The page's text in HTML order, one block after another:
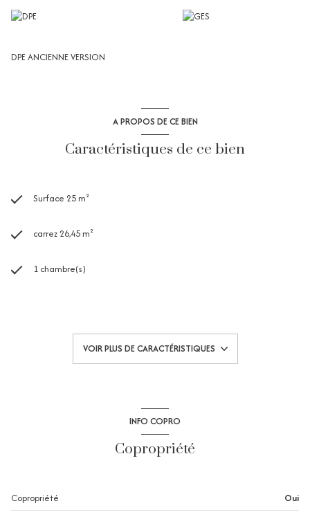
DPE ANCIENNE VERSION
A PROPOS DE CE BIEN
Caractéristiques de ce bien
Surface 25 m²
carrez 26,45 m²
1 chambre(s)
Chauffage individuel : radiateur (electrique)
VOIR PLUS DE CARACTÉRISTIQUES
INFO COPRO
Copropriété
Copropriété Oui